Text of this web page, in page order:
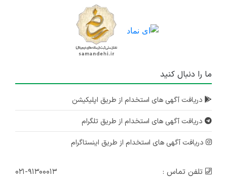
ما را دنبال کنید
دریافت آگهی های استخدام از طریق اپلیکیشن
دریافت آگهی های استخدام از طریق تلگرام
دریافت آگهی های استخدام از طریق اینستاگرام
تلفن تماس :
۰۲۱-۹۱۳۰۰۰۱۳